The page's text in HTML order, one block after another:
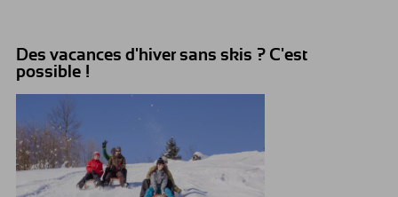
Des vacances d'hiver sans skis ? C'est
possible !